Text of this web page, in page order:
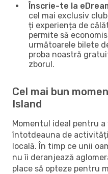
Înscrie-te la
cel mai exclusiv
ți experiența de
permite să
următoarele bilete
proba noastră
zborul.
Cel mai bun
Island
Momentul ideal pentru
întotdeauna de
locală. În timp ce unii
nu îi deranjează
place să opteze pentru